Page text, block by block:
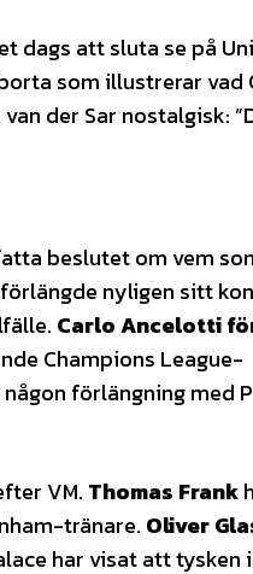
dags att sluta se på
som illustrerar vad
der Sar nostalgisk:
beslutet om vem
förlängde nyligen sitt
Carlo Ancelotti
Champions League-
förlängning med
VM. Thomas Frank
tränare. Oliver
har visat att tysken